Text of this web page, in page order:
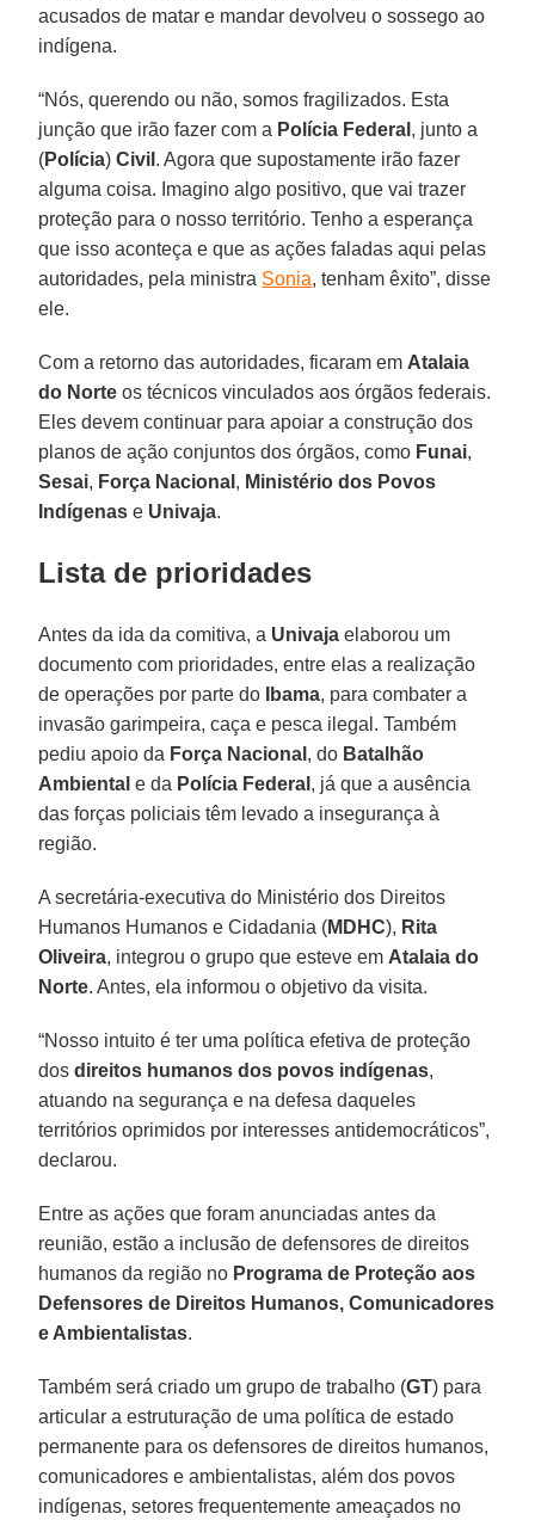
acusados de matar e mandar devolveu o sossego ao
indígena.
“Nós, querendo ou não, somos fragilizados. Esta
junção que irão fazer com a Polícia Federal , junto a
(Polícia)Civil . Agora que supostamente irão fazer
alguma coisa. Imagino algo positivo, que vai trazer
proteção para o nosso território. Tenho a esperança
que isso aconteça e que as ações faladas aqui pelas
autoridades, pela ministra Sonia, tenham êxito”, disse
ele.
Com a retorno das autoridades, ficaram em Atalaia
do Norte os técnicos vinculados aos órgãos federais.
Eles devem continuar para apoiar a construção dos
planos de ação conjuntos dos órgãos, como Funai,
Sesai, Força Nacional , Ministério dos Povos
Indígenas e Univaja.
Lista de prioridades
Antes da ida da comitiva, a Univaja elaborou um
documento com prioridades, entre elas a realização
de operações por parte do
Ibama, para combater a
invasão garimpeira, caça e pesca ilegal. Também
pediu apoio da Força Nacional , do Batalhão
Ambiental e da Polícia Federal , já que a ausência
das forças policiais têm levado a insegurança à
região.
A secretária-executiva do Ministério dos Direitos
Humanos Humanos e Cidadania (MDHC), Rita
Oliveira, integrou o grupo que esteve em Atalaia do
Norte. Antes, ela informou o objetivo da visita.
“Nosso intuito é ter uma política efetiva de proteção
dosdireitos humanos dos povos indígenas,
atuando na segurança e na defesa daqueles
territórios oprimidos por interesses antidemocráticos”,
declarou.
Entre as ações que foram anunciadas antes da
reunião, estão a inclusão de defensores de direitos
humanos da região no Programa de Proteção aos
Defensores de Direitos Humanos, Comunicadores
e Ambientalistas.
Também será criado um grupo de trabalho (GT) para
articular a estruturação de uma política de estado
permanente para os defensores de direitos humanos,
comunicadores e ambientalistas, além dos povos
indígenas, setores frequentemente ameaçados no